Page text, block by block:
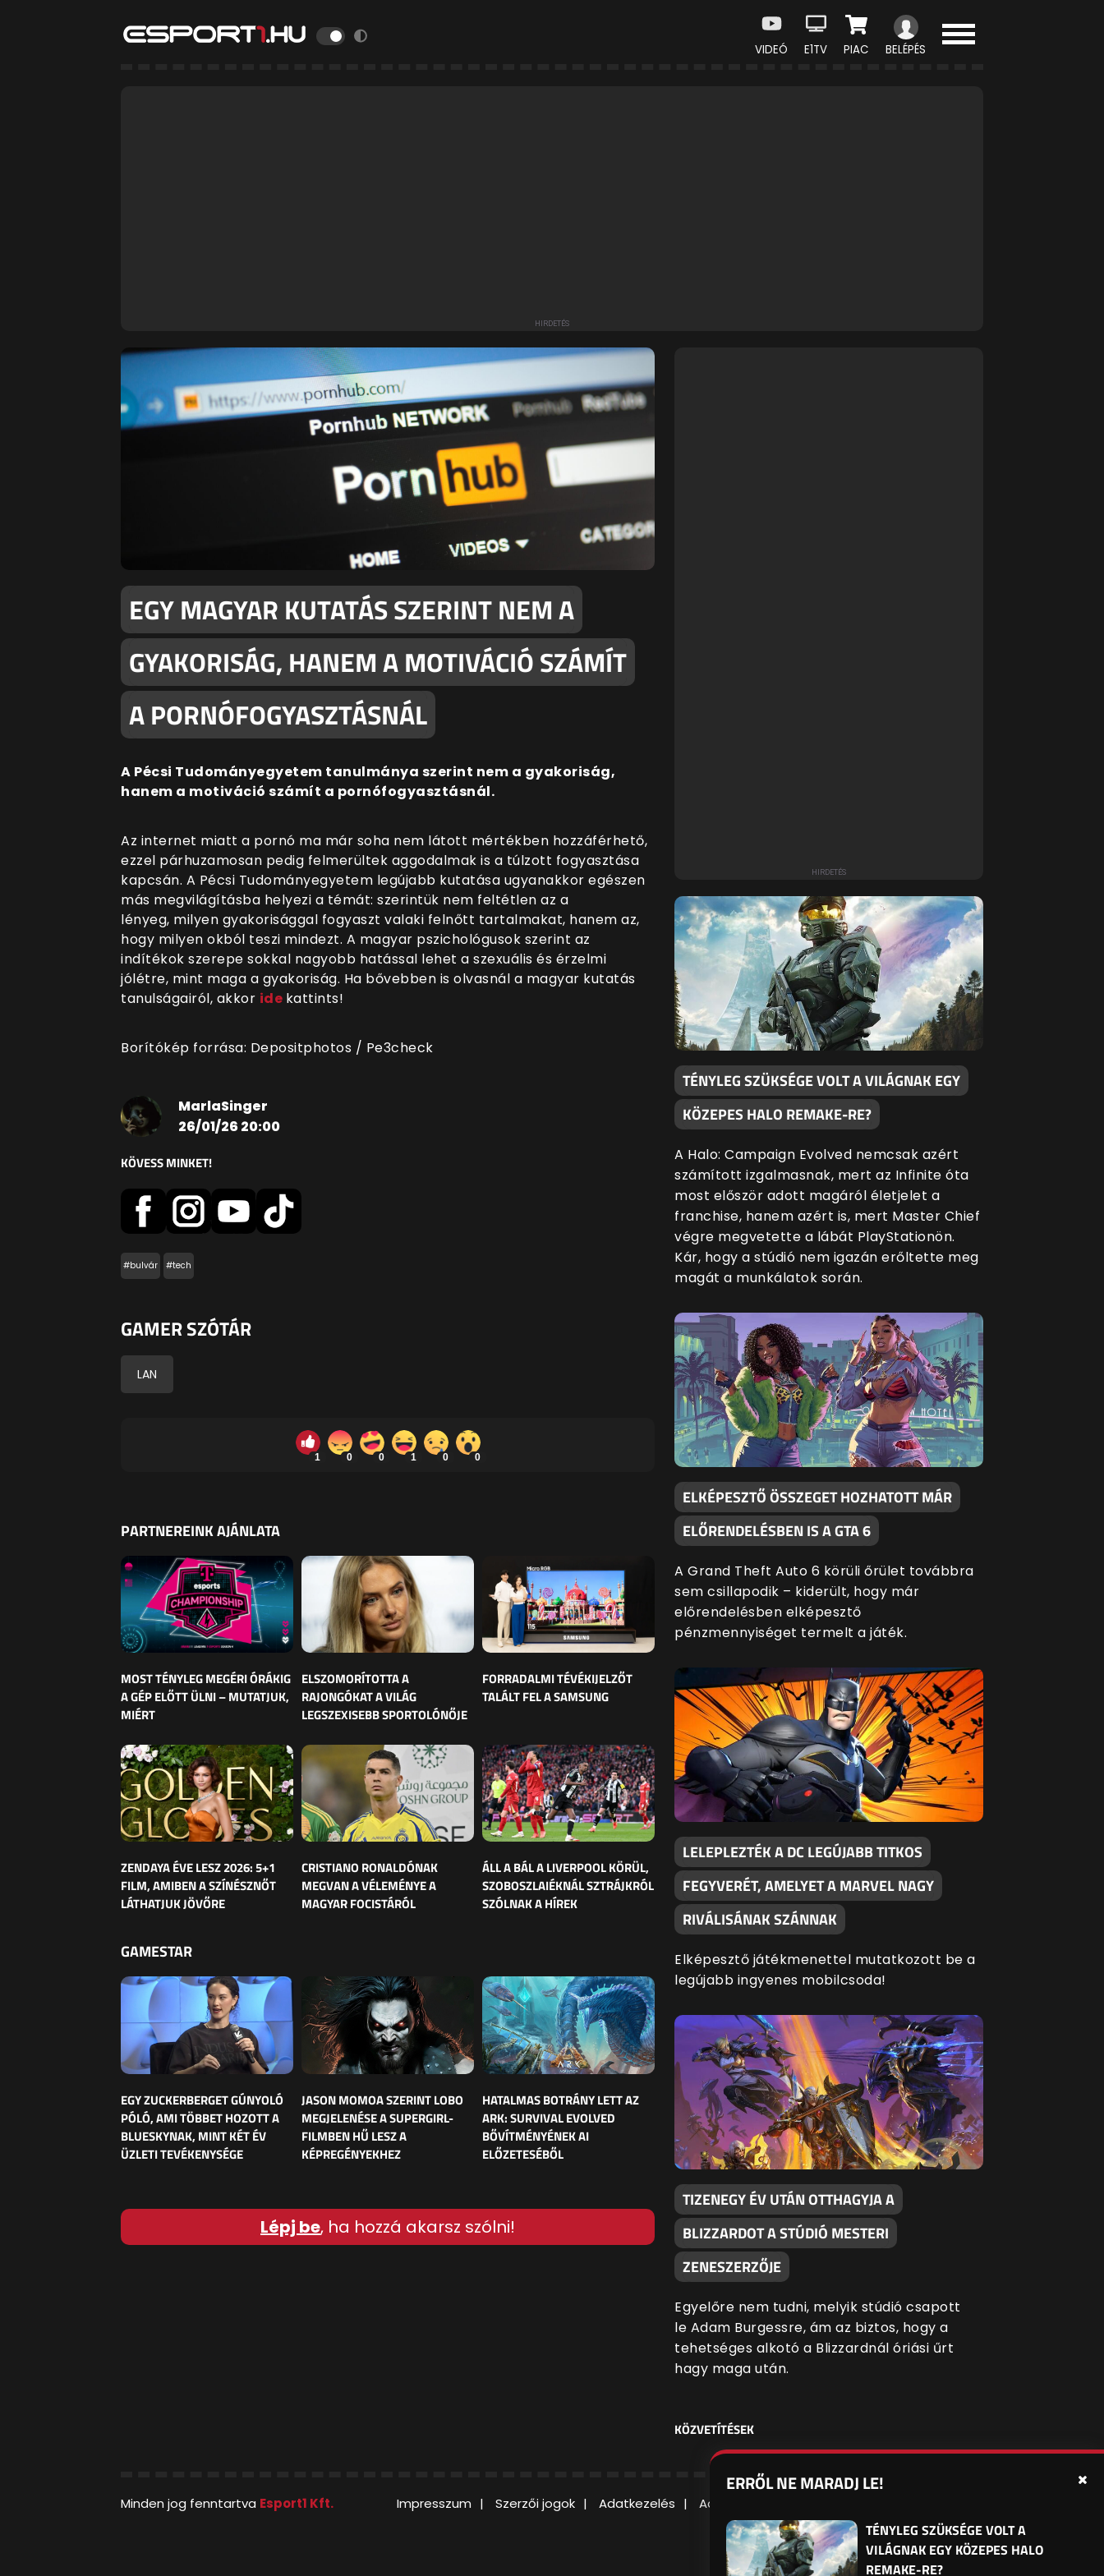
VIDEÓ E1TV PIAC BELÉPÉS
EGY MAGYAR KUTATÁS SZERINT NEM A
GYAKORISÁG, HANEM A MOTIVÁCIÓ SZÁMÍT
A PORNÓFOGYASZTÁSNÁL
A Pécsi Tudományegyetem tanulmánya szerint nem a gyakoriság,
hanem a motiváció számít a pornófogyasztásnál.
Az internet miatt a pornó ma már soha nem látott mértékben hozzáférhető,
ezzel párhuzamosan pedig felmerültek aggodalmak is a túlzott fogyasztása
kapcsán. A Pécsi Tudományegyetem legújabb kutatása ugyanakkor egészen
más megvilágításba helyezi a témát: szerintük nem feltétlen az a
lényeg, milyen gyakorisággal fogyaszt valaki felnőtt tartalmakat, hanem az,
hogy milyen okból teszi mindezt. A magyar pszichológusok szerint az
indítékok szerepe sokkal nagyobb hatással lehet a szexuális és érzelmi
jólétre, mint maga a gyakoriság. Ha bővebben is olvasnál a magyar kutatás
tanulságairól, akkor ide kattints!
Borítókép forrása: Depositphotos / Pe3check
MarlaSinger
26/01/26 20:00
KÖVESS MINKET!
#bulvár #tech
GAMER SZÓTÁR
LAN
1 0 0 1 0 0
PARTNEREINK AJÁNLATA
MOST TÉNYLEG MEGÉRI ÓRÁKIG
A GÉP ELŐTT ÜLNI – MUTATJUK,
MIÉRT
ELSZOMORÍTOTTA A
RAJONGÓKAT A VILÁG
LEGSZEXISEBB SPORTOLÓNŐJE
FORRADALMI TÉVÉKIJELZŐT
TALÁLT FEL A SAMSUNG
ZENDAYA ÉVE LESZ 2026: 5+1
FILM, AMIBEN A SZÍNÉSZNŐT
LÁTHATJUK JÖVŐRE
CRISTIANO RONALDÓNAK
MEGVAN A VÉLEMÉNYE A
MAGYAR FOCISTÁRÓL
ÁLL A BÁL A LIVERPOOL KÖRÜL,
SZOBOSZLAIÉKNÁL SZTRÁJKRÓL
SZÓLNAK A HÍREK
GAMESTAR
EGY ZUCKERBERGET GÚNYOLÓ
PÓLÓ, AMI TÖBBET HOZOTT A
BLUESKYNAK, MINT KÉT ÉV
ÜZLETI TEVÉKENYSÉGE
JASON MOMOA SZERINT LOBO
MEGJELENÉSE A SUPERGIRL-
FILMBEN HŰ LESZ A
KÉPREGÉNYEKHEZ
HATALMAS BOTRÁNY LETT AZ
ARK: SURVIVAL EVOLVED
BŐVÍTMÉNYÉNEK AI
ELŐZETESÉBŐL
Lépj be, ha hozzá akarsz szólni!
TÉNYLEG SZÜKSÉGE VOLT A VILÁGNAK EGY
KÖZEPES HALO REMAKE-RE?
A Halo: Campaign Evolved nemcsak azért
számított izgalmasnak, mert az Infinite óta
most először adott magáról életjelet a
franchise, hanem azért is, mert Master Chief
végre megvetette a lábát PlayStationön.
Kár, hogy a stúdió nem igazán erőltette meg
magát a munkálatok során.
ELKÉPESZTŐ ÖSSZEGET HOZHATOTT MÁR
ELŐRENDELÉSBEN IS A GTA 6
A Grand Theft Auto 6 körüli őrület továbbra
sem csillapodik – kiderült, hogy már
előrendelésben elképesztő
pénzmennyiséget termelt a játék.
LELEPLEZTÉK A DC LEGÚJABB TITKOS
FEGYVERÉT, AMELYET A MARVEL NAGY
RIVÁLISÁNAK SZÁNNAK
Elképesztő játékmenettel mutatkozott be a
legújabb ingyenes mobilcsoda!
TIZENEGY ÉV UTÁN OTTHAGYJA A
BLIZZARDOT A STÚDIÓ MESTERI
ZENESZERZŐJE
Egyelőre nem tudni, melyik stúdió csapott
le Adam Burgessre, ám az biztos, hogy a
tehetséges alkotó a Blizzardnál óriási űrt
hagy maga után.
KÖZVETÍTÉSEK
Minden jog fenntartva Esport1 Kft. Impresszum Szerzői jogok Adatkezelés Adatvédelmi beállítások
Felhasználási Feltételek
ERRŐL NE MARADJ LE!
TÉNYLEG SZÜKSÉGE VOLT A
VILÁGNAK EGY KÖZEPES HALO
REMAKE-RE?